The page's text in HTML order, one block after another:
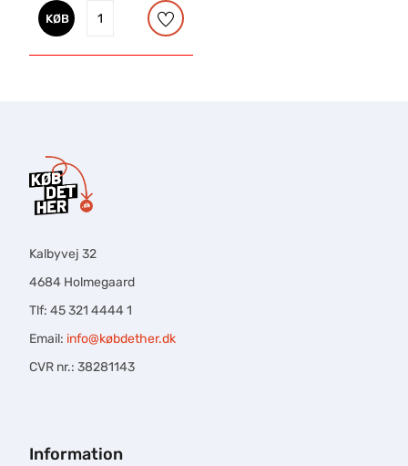
KØB
Kalbyvej 32
4684 Holmegaard
Tlf: 45 321 4444 1
Email: info@købdether.dk
CVR nr.: 38281143
Information